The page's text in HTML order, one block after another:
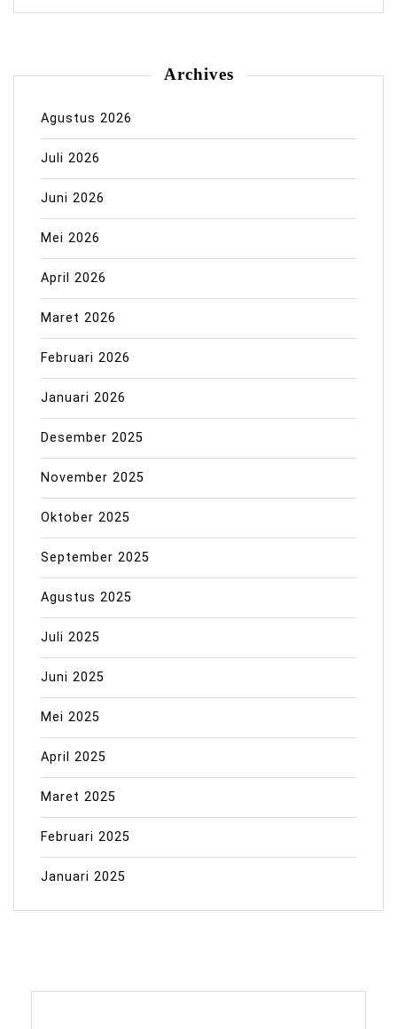
Archives
Agustus 2026
Juli 2026
Juni 2026
Mei 2026
April 2026
Maret 2026
Februari 2026
Januari 2026
Desember 2025
November 2025
Oktober 2025
September 2025
Agustus 2025
Juli 2025
Juni 2025
Mei 2025
April 2025
Maret 2025
Februari 2025
Januari 2025